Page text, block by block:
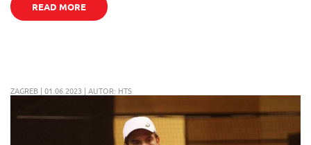
READ MORE
ZAGREB | 01.06.2023 | AUTOR: HTS